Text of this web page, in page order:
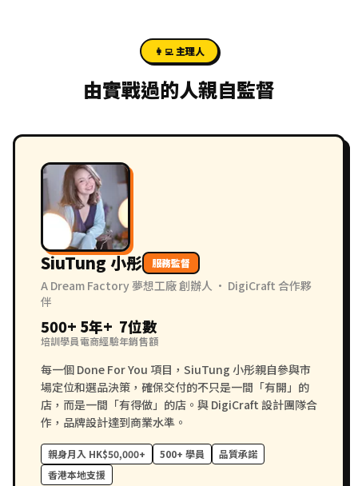
👩‍💻 主理人
由實戰過的人親自監督
SiuTung 小彤 服務監督
A Dream Factory 夢想工廠 創辦人 · DigiCraft 合作夥
伴
500+
培訓學員
5年+
電商經驗
7位數
年銷售額
每一個 Done For You 項目，SiuTung 小彤親自參與市
場定位和選品決策，確保交付的不只是一間「有開」的
店，而是一間「有得做」的店。與 DigiCraft 設計團隊合
作，品牌設計達到商業水準。
親身月入 HK$50,000+ 500+ 學員
品質承諾
香港本地支援